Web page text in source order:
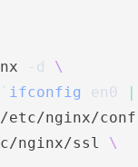
-d
\
` ifconfig en0
|
etc/nginx/
nginx/ssl \